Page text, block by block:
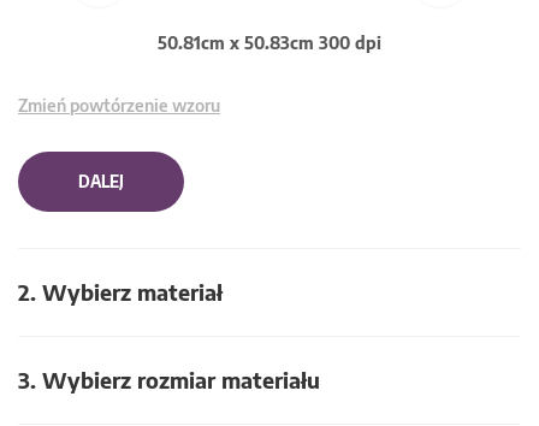
50.81cm x 50.83cm 300 dpi
Zmień powtórzenie wzoru
DALEJ
2. Wybierz materiał
3. Wybierz rozmiar materiału